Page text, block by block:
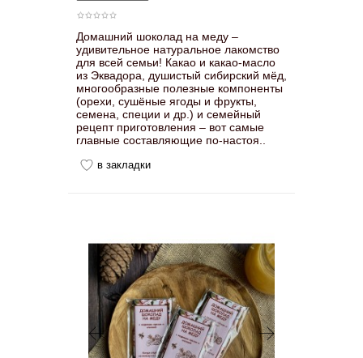
Домашний шоколад на меду –
удивительное натуральное лакомство
для всей семьи! Какао и какао-масло
из Эквадора, душистый сибирский мёд,
многообразные полезные компоненты
(орехи, сушёные ягоды и фрукты,
семена, специи и др.) и семейный
рецепт приготовления – вот самые
главные составляющие по-настоя..
в закладки